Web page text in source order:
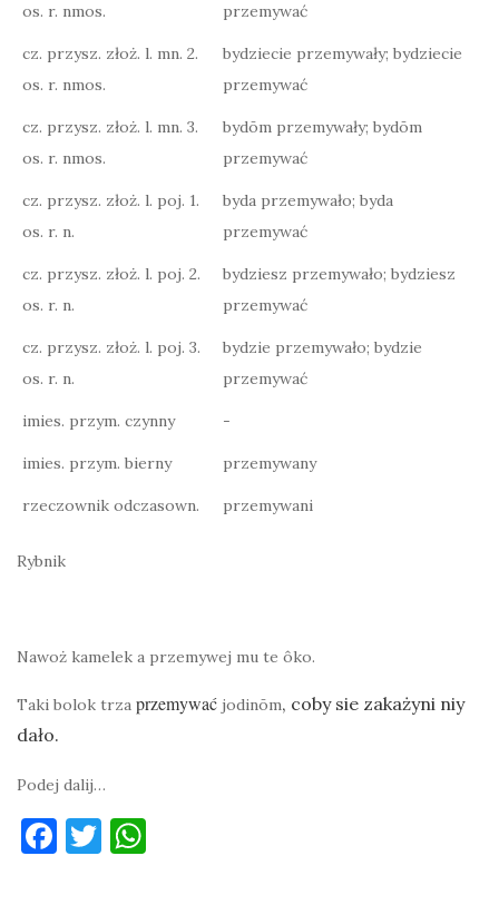
os. r. nmos.
przemywać
cz. przysz. złoż. l. mn. 2.
os. r. nmos.
bydziecie przemywały; bydziecie
przemywać
cz. przysz. złoż. l. mn. 3.
os. r. nmos.
bydōm przemywały; bydōm
przemywać
cz. przysz. złoż. l. poj. 1.
os. r. n.
byda przemywało; byda
przemywać
cz. przysz. złoż. l. poj. 2.
os. r. n.
bydziesz przemywało; bydziesz
przemywać
cz. przysz. złoż. l. poj. 3.
os. r. n.
bydzie przemywało; bydzie
przemywać
imies. przym. czynny -
imies. przym. bierny przemywany
rzeczownik odczasown. przemywani
Rybnik
Nawoż kamelek a przemywej mu te ôko.
Taki bolok trza przemywać jodinōm, coby sie zakażyni niy
dało.
Podej dalij…
F T